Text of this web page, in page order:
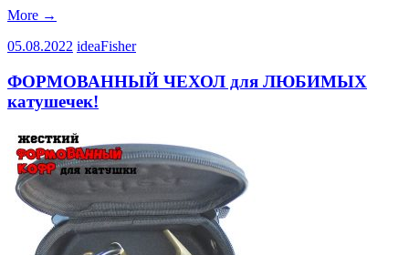
More →
05.08.2022 ideaFisher
ФОРМОВАННЫЙ ЧЕХОЛ для ЛЮБИМЫХ
катушечек!